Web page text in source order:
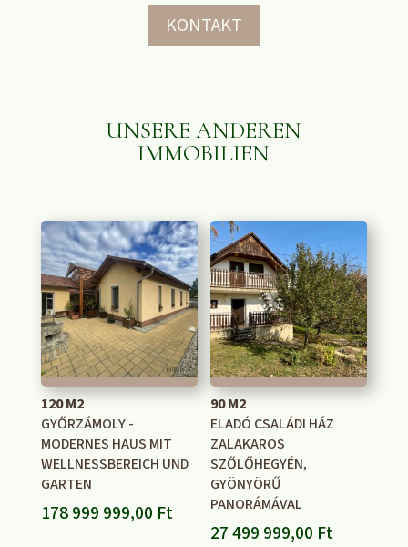
KONTAKT
UNSERE ANDEREN
IMMOBILIEN
120 M2
GYŐRZÁMOLY -
MODERNES HAUS MIT
WELLNESSBEREICH UND
GARTEN
178 999 999,00 Ft
90 M2
ELADÓ CSALÁDI HÁZ
ZALAKAROS
SZŐLŐHEGYÉN,
GYÖNYÖRŰ
PANORÁMÁVAL
27 499 999,00 Ft